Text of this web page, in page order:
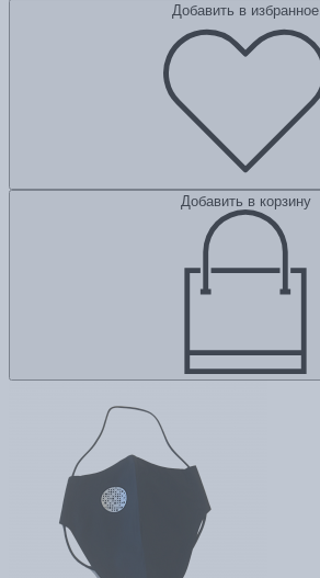
Добавить в избранное
Добавить в корзину